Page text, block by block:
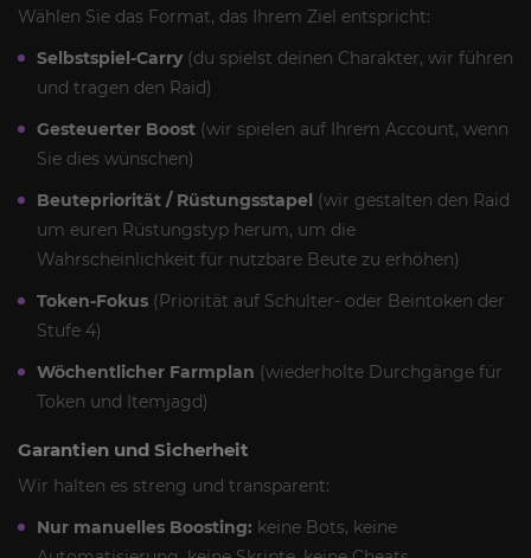
Wählen Sie das Format, das Ihrem Ziel entspricht:
Selbstspiel-Carry(du spielst deinen Charakter, wir führen
und tragen den Raid)
Gesteuerter Boost (wir spielen auf Ihrem Account, wenn
Sie dies wünschen)
Beutepriorität / Rüstungsstapel (wir gestalten den Raid
um euren Rüstungstyp herum, um die
Wahrscheinlichkeit für nutzbare Beute zu erhöhen)
Token-Fokus (Priorität auf Schulter- oder Beintoken der
Stufe 4)
Wöchentlicher Farmplan (wiederholte Durchgänge für
Token und Itemjagd)
Garantien und Sicherheit
Wir halten es streng und transparent:
Nur manuelles Boosting: keine Bots, keine